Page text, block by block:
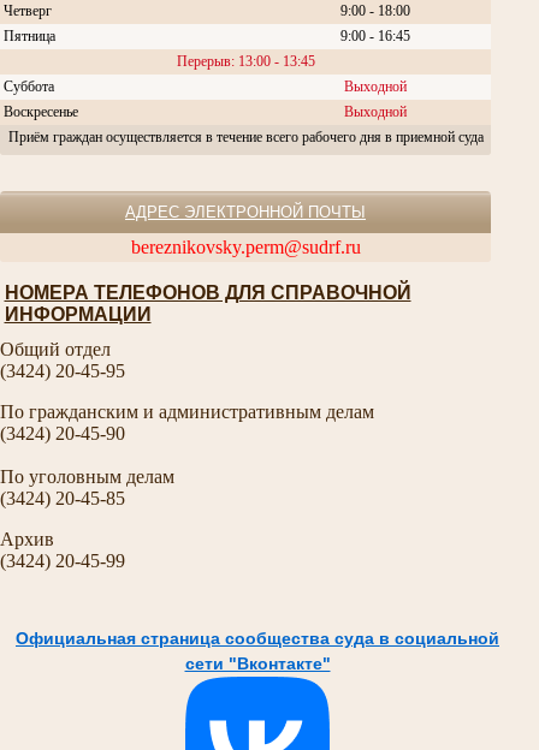
Четверг
9:00 - 18:00
Пятница
9:00 - 16:45
Перерыв: 13:00 - 13:45
Суббота
Выходной
Воскресенье
Выходной
Приём граждан осуществляется в течение всего рабочего дня в приемной суда
АДРЕС ЭЛЕКТРОННОЙ ПОЧТЫ
bereznikovsky.perm@sudrf.ru
НОМЕРА ТЕЛЕФОНОВ ДЛЯ СПРАВОЧНОЙ
ИНФОРМАЦИИ
Общий отдел
(3424) 20-45-95
По гражданским и административным делам
(3424) 20-45-90
По уголовным делам
(3424) 20-45-85
Архив
(3424) 20-45-99
Официальная страница сообщества суда в социальной
сети "Вконтакте"